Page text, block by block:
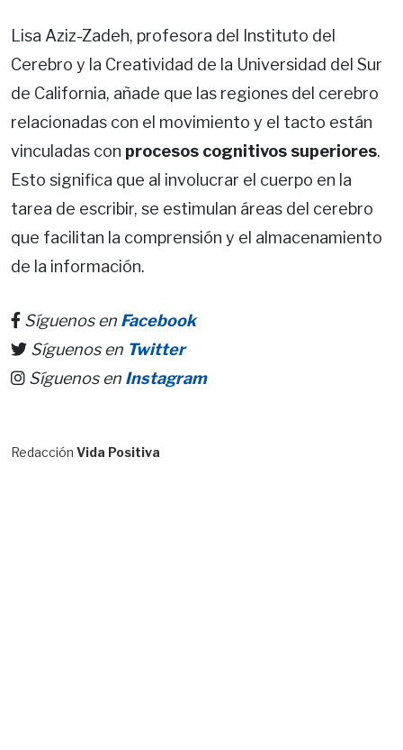
Lisa Aziz-Zadeh, profesora del Instituto del
Cerebro y la Creatividad de la Universidad del Sur
de California, añade que las regiones del cerebro
relacionadas con el movimiento y el tacto están
vinculadas con procesos cognitivos superiores.
Esto significa que al involucrar el cuerpo en la
tarea de escribir, se estimulan áreas del cerebro
que facilitan la comprensión y el almacenamiento
de la información.
Síguenos en Facebook
Síguenos en Twitter
Síguenos en Instagram
Redacción Vida Positiva